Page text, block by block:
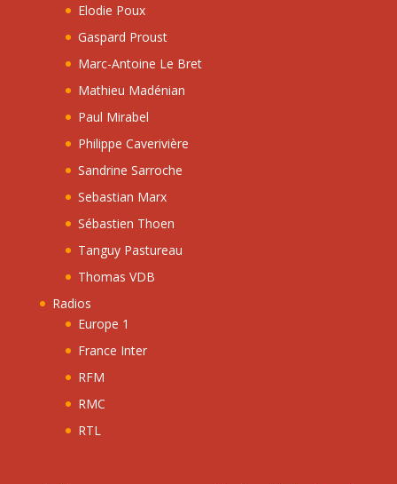
Elodie Poux
Gaspard Proust
Marc-Antoine Le Bret
Mathieu Madénian
Paul Mirabel
Philippe Caverivière
Sandrine Sarroche
Sebastian Marx
Sébastien Thoen
Tanguy Pastureau
Thomas VDB
Radios
Europe 1
France Inter
RFM
RMC
RTL